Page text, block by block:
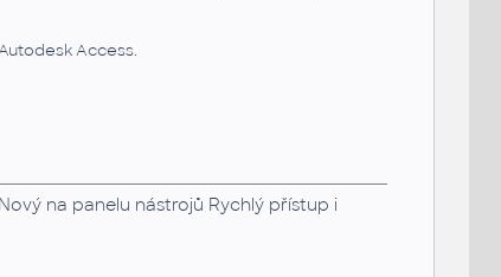
Access.
na panelu nástrojů Rychlý přístup i